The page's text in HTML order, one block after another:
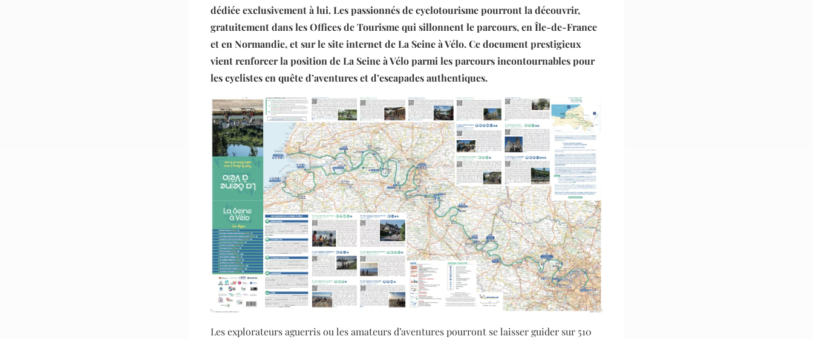
dédiée exclusivement à lui. Les passionnés de cyclotourisme pourront la découvrir,
gratuitement dans les Offices de Tourisme qui sillonnent le parcours, en Île-de-France
et en Normandie, et sur le site internet de La Seine à Vélo. Ce document prestigieux
vient renforcer la position de La Seine à Vélo parmi les parcours incontournables pour
les cyclistes en quête d’aventures et d’escapades authentiques.
Les explorateurs aguerris ou les amateurs d’aventures pourront se laisser guider sur 510